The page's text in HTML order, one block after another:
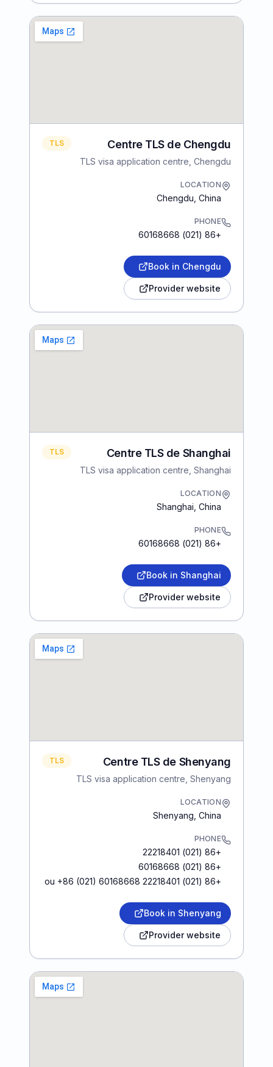
Centre TLS de Chengdu
TLS visa application centre, Chengdu
TLS
LOCATION
Chengdu China
PHONE
+86 (021) 60168668
Book in Chengdu
Provider website
Centre TLS de Shanghai
TLS visa application centre, Shanghai
TLS
LOCATION
Shanghai China
PHONE
+86 (021) 60168668
Book in Shanghai
Provider website
Centre TLS de Shenyang
TLS visa application centre, Shenyang
TLS
LOCATION
Shenyang China
PHONE
+86 (021) 22218401
+86 (021) 60168668
+86 (021) 22218401 ou +86 (021) 60168668
Book in Shenyang
Provider website